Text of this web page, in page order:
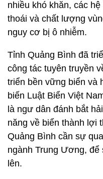
nhiều khó khăn, các
thoái và chất lượng
nguy cơ bị ô nhiễm.
Tỉnh Quảng Bình đã
công tác tuyên truyền
triển bền vững biển và
biến Luật Biển Việt
là ngư dân đánh bắt
năng về biển thành lợi
Quảng Bình cần sự
ngành Trung Ương,
lên.